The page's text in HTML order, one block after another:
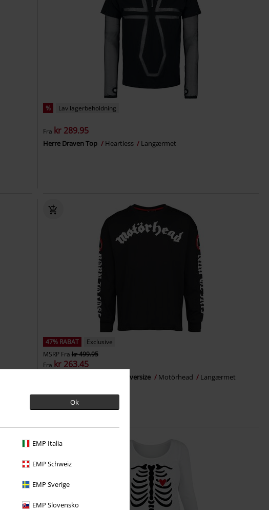
Ok
EMP Italia
EMP Schweiz
EMP Sverige
EMP Slovensko
% Lav lagerbeholdning
Fra kr 289.95
Herre Draven Top Heartless Langærmet
47% RABAT
Exclusive
MSRP Fra kr 499.95
Fra kr 263.45
EMP Signature Collection - Oversize Motörhead Langærmet